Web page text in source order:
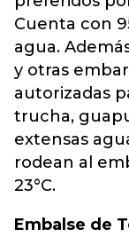
Cuenta con
agua.
y otras
autorizadas
trucha,
extensas
rodean al
23°C.
Embalse de